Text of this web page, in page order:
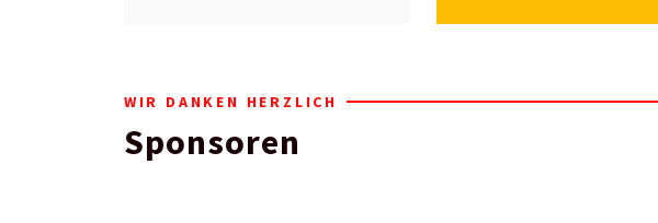
WIR DANKEN HERZLICH
Sponsoren